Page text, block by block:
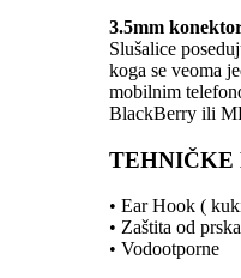
3.5mm
Slušalice
koga se veoma
mobilnim
BlackBerry ili
TEHNIČKE
• Ear Hook (
• Zaštita od
• Vodootporne